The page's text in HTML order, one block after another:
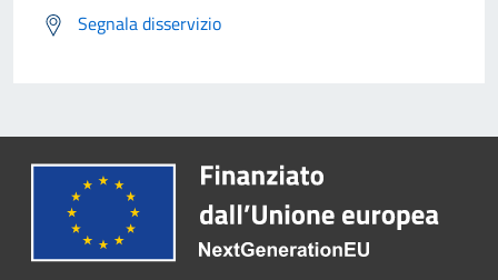
Segnala disservizio